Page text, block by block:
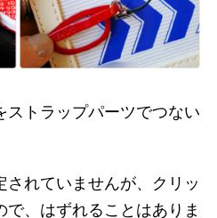
ストラップパーツでつない
れていませんが、クリッ
、はずれることはありま